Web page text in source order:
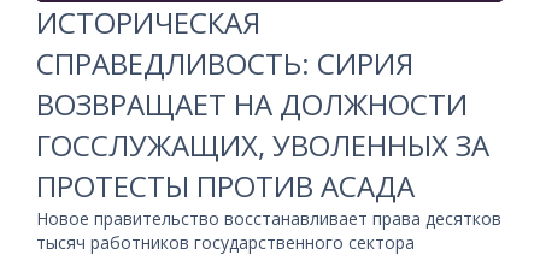
ИСТОРИЧЕСКАЯ
СПРАВЕДЛИВОСТЬ: СИРИЯ
ВОЗВРАЩАЕТ НА ДОЛЖНОСТИ
ГОССЛУЖАЩИХ, УВОЛЕННЫХ ЗА
ПРОТЕСТЫ ПРОТИВ АСАДА
Новое правительство восстанавливает права десятков
тысяч работников государственного сектора